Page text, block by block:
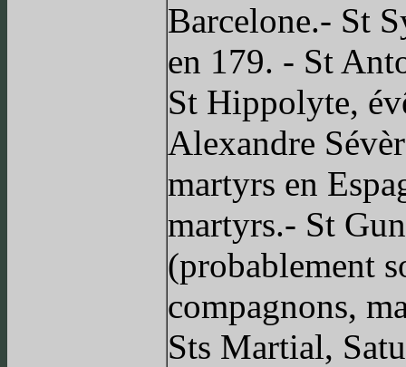
Barcelone.- St
en 179. - St
St Hippolyte,
Alexandre
martyrs en
martyrs.- St
(probablement
compagnons,
Sts Martial,